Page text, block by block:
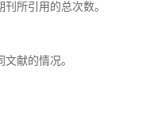
所引用的总次数。
献的情况。